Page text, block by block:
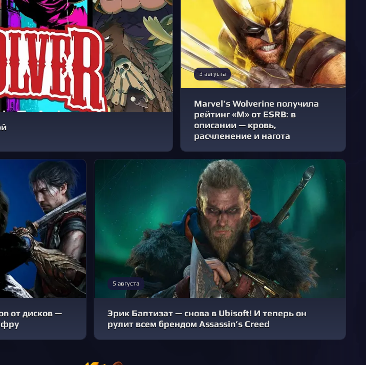
3 августа
Marvel’s Wolverine получила
рейтинг «M» от ESRB: в
описании — кровь,
расчленение и нагота
от дисков —
5 августа
Эрик Баптизат — снова в Ubisoft! И теперь он
рулит всем брендом Assassin’s Creed